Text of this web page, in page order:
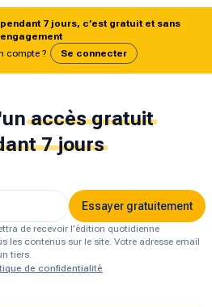
7 jours, c’est gratuit et sans
engagement
compte ?
Se connecter
accès gratuit
7 jours
Essayer gratuitement
de recevoir l'édition quotidienne
les contenus sur le site. Votre adresse email
tiers.
de confidentialité